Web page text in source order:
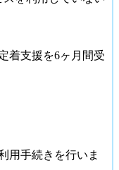
着支援を6ヶ月間受
用手続きを行いま